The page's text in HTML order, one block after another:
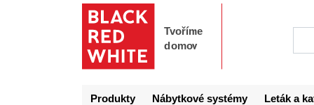
Produkty Nábytkové systémy Leták a